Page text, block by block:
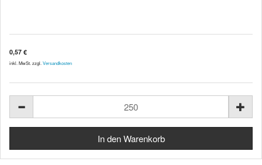
0,57 €
inkl. MwSt. zzgl. Versandkosten